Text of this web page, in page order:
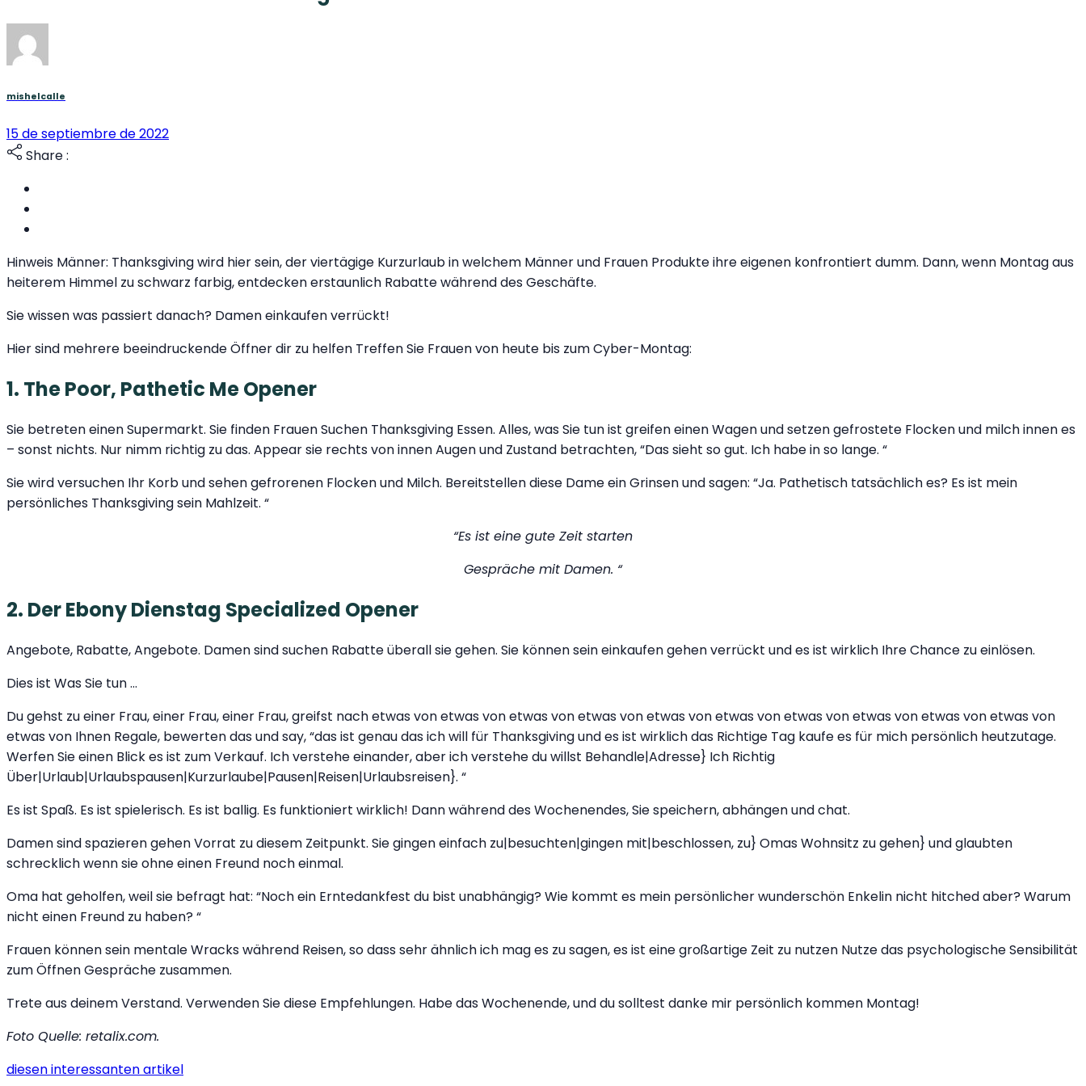
mishelcalle
15 de septiembre de 2022
Share :
Hinweis Männer: Thanksgiving wird hier sein, der viertägige Kurzurlaub in welchem Männer und Frauen Produkte ihre eigenen konfrontiert dumm. Dann, wenn Montag aus
heiterem Himmel zu schwarz farbig, entdecken erstaunlich Rabatte während des Geschäfte.
Sie wissen was passiert danach? Damen einkaufen verrückt!
Hier sind mehrere beeindruckende Öffner dir zu helfen Treffen Sie Frauen von heute bis zum Cyber-Montag:
1. The Poor, Pathetic Me Opener
Sie betreten einen Supermarkt. Sie finden Frauen Suchen Thanksgiving Essen. Alles, was Sie tun ist greifen einen Wagen und setzen gefrostete Flocken und milch innen es
– sonst nichts. Nur nimm richtig zu das. Appear sie rechts von innen Augen und Zustand betrachten, “Das sieht so gut. Ich habe in so lange. “
Sie wird versuchen Ihr Korb und sehen gefrorenen Flocken und Milch. Bereitstellen diese Dame ein Grinsen und sagen: “Ja. Pathetisch tatsächlich es? Es ist mein
persönliches Thanksgiving sein Mahlzeit. “
“Es ist eine gute Zeit starten
Gespräche mit Damen. “
2. Der Ebony Dienstag Specialized Opener
Angebote, Rabatte, Angebote. Damen sind suchen Rabatte überall sie gehen. Sie können sein einkaufen gehen verrückt und es ist wirklich Ihre Chance zu einlösen.
Dies ist Was Sie tun …
Du gehst zu einer Frau, einer Frau, einer Frau, greifst nach etwas von etwas von etwas von etwas von etwas von etwas von etwas von etwas von etwas von etwas von
etwas von Ihnen Regale, bewerten das und say, “das ist genau das ich will für Thanksgiving und es ist wirklich das Richtige Tag kaufe es für mich persönlich heutzutage.
Werfen Sie einen Blick es ist zum Verkauf. Ich verstehe einander, aber ich verstehe du willst Behandle|Adresse} Ich Richtig
Über|Urlaub|Urlaubspausen|Kurzurlaube|Pausen|Reisen|Urlaubsreisen}. “
Es ist Spaß. Es ist spielerisch. Es ist ballig. Es funktioniert wirklich! Dann während des Wochenendes, Sie speichern, abhängen und chat.
Damen sind spazieren gehen Vorrat zu diesem Zeitpunkt. Sie gingen einfach zu|besuchten|gingen mit|beschlossen, zu} Omas Wohnsitz zu gehen} und glaubten
schrecklich wenn sie ohne einen Freund noch einmal.
Oma hat geholfen, weil sie befragt hat: “Noch ein Erntedankfest du bist unabhängig? Wie kommt es mein persönlicher wunderschön Enkelin nicht hitched aber? Warum
nicht einen Freund zu haben? “
Frauen können sein mentale Wracks während Reisen, so dass sehr ähnlich ich mag es zu sagen, es ist eine großartige Zeit zu nutzen Nutze das psychologische Sensibilität
zum Öffnen Gespräche zusammen.
Trete aus deinem Verstand. Verwenden Sie diese Empfehlungen. Habe das Wochenende, und du solltest danke mir persönlich kommen Montag!
Foto Quelle: retalix.com.
diesen interessanten artikel